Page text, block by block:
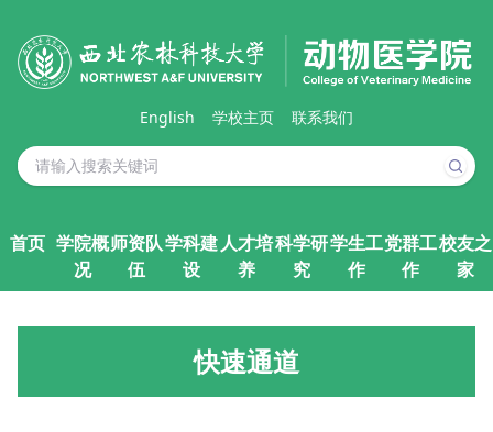
English 学校主页 联系我们
首页 学院概
况
师资队
伍
学科建
设
人才培
养
科学研
究
学生工
作
党群工
作
校友之
家
快速通道